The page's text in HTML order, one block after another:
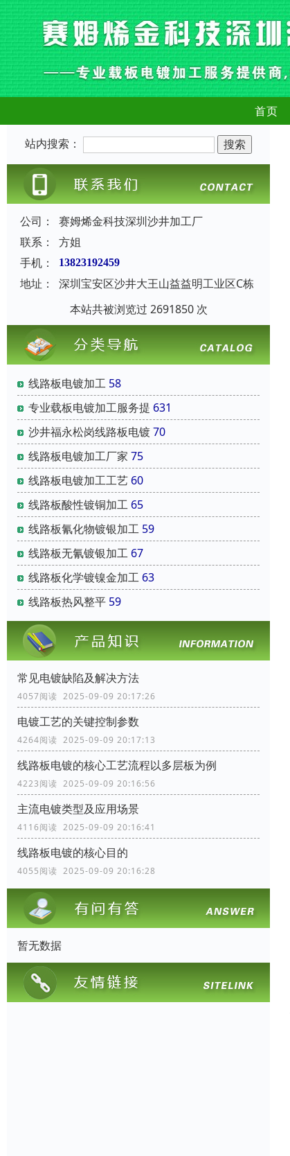
首页
站内搜索：
公司：
赛姆烯金科技深圳沙井加工厂
联系：
方姐
手机：
13823192459
地址：
深圳宝安区沙井大王山益益明工业区C栋
本站共被浏览过 2691850 次
线路板电镀加工 58
专业载板电镀加工服务提 631
沙井福永松岗线路板电镀70
线路板电镀加工厂家 75
线路板电镀加工工艺 60
线路板酸性镀铜加工 65
线路板氰化物镀银加工 59
线路板无氰镀银加工 67
线路板化学镀镍金加工 63
线路板热风整平 59
常见电镀缺陷及解决方法
4057阅读 2025-09-09 20:17:26
电镀工艺的关键控制参数
4264阅读 2025-09-09 20:17:13
线路板电镀的核心工艺流程以多层板为例
4223阅读 2025-09-09 20:16:56
主流电镀类型及应用场景
4116阅读 2025-09-09 20:16:41
线路板电镀的核心目的
4055阅读 2025-09-09 20:16:28
暂无数据